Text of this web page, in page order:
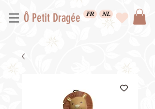
Ô Petit Dragée FR NL